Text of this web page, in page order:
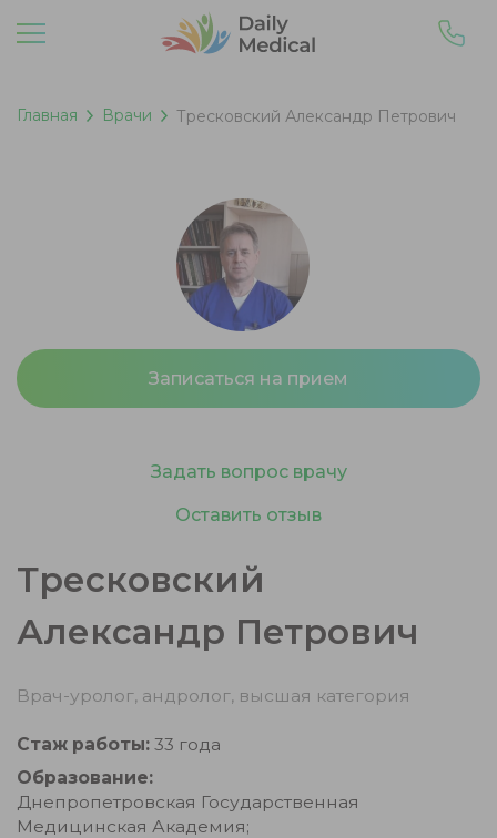
Главная Врачи Тресковский Александр Петрович
Записаться на прием
Задать вопрос врачу
Оставить отзыв
Тресковский
Александр Петрович
Врач-уролог, андролог, высшая категория
Стаж работы: 33 года
Образование:
Днепропетровская Государственная
Медицинская Академия;